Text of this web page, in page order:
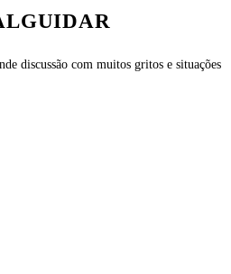
discussão com muitos gritos e situações